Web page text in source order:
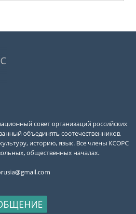
совет организаций российских
объединять соотечественников,
историю, язык. Все члены КСОРС
общественных началах.